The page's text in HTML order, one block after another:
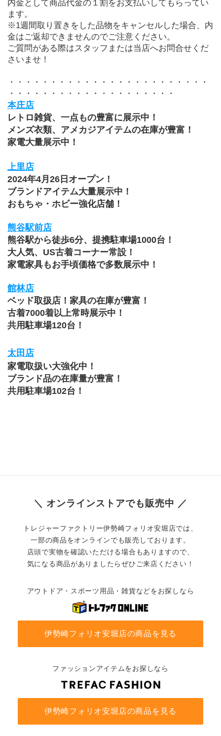
内金として商品代金の１割をお支払いしてもらってい
ます。
※1週間取り置きをした品物をキャンセルした場合、内
金はご返却できませんのでご注意ください。
ご質問がある際はスタッフまたは当店へお問合せくだ
さいませ！
・・・・・・・・・・・・・・・・・・・・・・・・
・・・・・・・・・・・・・・・・・・・・
本庄店
レトロ雑貨、一点もの豊富に展示中！
メンズ衣類、アメカジアイテムの在庫が豊富！
家電大量展示中！
上里店
2024年4月26日オープン！
ブランドアイテム大量展示中！
おもちゃ・ホビー強化店舗！
熊谷駅前店
熊谷駅から徒歩6分、提携駐車場1000台！
大人気、US古着コーナー常設！
家電家具もお手頃価格で多数展示中！
館林店
ベッド取扱店！家具の在庫が豊富！
古着7000着以上常時展示中！
共用駐車場120台！
太田店
家電取扱い大強化中！
ブランド品の在庫量が豊富！
共用駐車場102台！
＼ オンラインストアでも販売中 ／
トレジャーファクトリー伊勢崎フォリオ安堀店では、
一部の商品をオンラインでも販売しております。
店頭で実物を確認いただける場合もありますので、
気になる商品がありましたらぜひご来店ください！
アウトドア・スポーツ用品・雑貨などをお探しなら
伊勢崎フォリオ安堀店の商品を見る
ファッションアイテムをお探しなら
伊勢崎フォリオ安堀店の商品を見る